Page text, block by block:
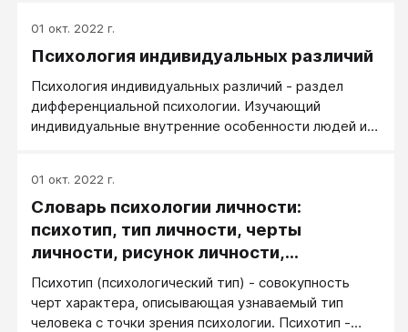
социальную психологию, психологию личности и
психологию семьи, возрастную и патопсихологию.
01 окт. 2022 г.
Психология индивидуальных различий
Психология индивидуальных различий - раздел
дифференциальной психологии. Изучающий
индивидуальные внутренние особенности людей и
01 окт. 2022 г.
Словарь психологии личности:
психотип, тип личности, черты
личности, рисунок личности,
акцентуации
Психотип (психологический тип) - совокупность
черт характера, описывающая узнаваемый тип
человека с точки зрения психологии. Психотип -